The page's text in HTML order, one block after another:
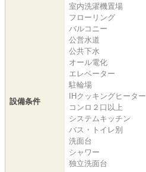
設備条件
室内洗濯機置場
フローリング
バルコニー
公営水道
公共下水
オール電化
エレベーター
駐輪場
IHクッキングヒーター
コンロ２口以上
システムキッチン
バス・トイレ別
洗面台
シャワー
独立洗面台